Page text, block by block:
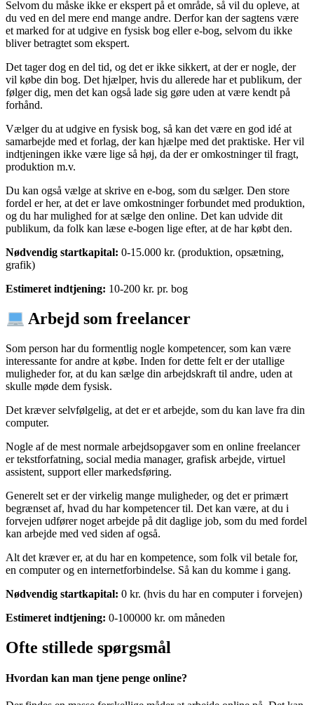
Selvom du måske ikke er ekspert på et område, så vil du opleve, at
du ved en del mere end mange andre. Derfor kan der sagtens være
et marked for at udgive en fysisk bog eller e-bog, selvom du ikke
bliver betragtet som ekspert.
Det tager dog en del tid, og det er ikke sikkert, at der er nogle, der
vil købe din bog. Det hjælper, hvis du allerede har et publikum, der
følger dig, men det kan også lade sig gøre uden at være kendt på
forhånd.
Vælger du at udgive en fysisk bog, så kan det være en god idé at
samarbejde med et forlag, der kan hjælpe med det praktiske. Her vil
indtjeningen ikke være lige så høj, da der er omkostninger til fragt,
produktion m.v.
Du kan også vælge at skrive en e-bog, som du sælger. Den store
fordel er her, at det er lave omkostninger forbundet med produktion,
og du har mulighed for at sælge den online. Det kan udvide dit
publikum, da folk kan læse e-bogen lige efter, at de har købt den.
Nødvendig startkapital: 0-15.000 kr. (produktion, opsætning,
grafik)
Estimeret indtjening: 10-200 kr. pr. bog
Arbejd som freelancer
Som person har du formentlig nogle kompetencer, som kan være
interessante for andre at købe. Inden for dette felt er der utallige
muligheder for, at du kan sælge din arbejdskraft til andre, uden at
skulle møde dem fysisk.
Det kræver selvfølgelig, at det er et arbejde, som du kan lave fra din
computer.
Nogle af de mest normale arbejdsopgaver som en online freelancer
er tekstforfatning, social media manager, grafisk arbejde, virtuel
assistent, support eller markedsføring.
Generelt set er der virkelig mange muligheder, og det er primært
begrænset af, hvad du har kompetencer til. Det kan være, at du i
forvejen udfører noget arbejde på dit daglige job, som du med fordel
kan arbejde med ved siden af også.
Alt det kræver er, at du har en kompetence, som folk vil betale for,
en computer og en internetforbindelse. Så kan du komme i gang.
Nødvendig startkapital: 0 kr. (hvis du har en computer i forvejen)
Estimeret indtjening: 0-100000 kr. om måneden
Ofte stillede spørgsmål
Hvordan kan man tjene penge online?